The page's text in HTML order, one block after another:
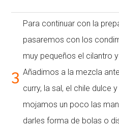
3
Para continuar con la
pasaremos con los
muy pequeños el cilantro
Añadimos a la mezcla
curry, la sal, el chile dulce
mojamos un poco las
darles forma de bolas o